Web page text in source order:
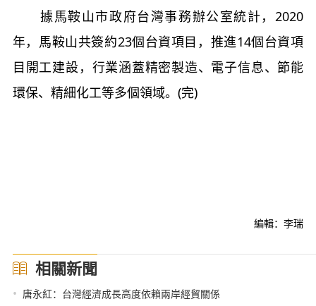
據馬鞍山市政府台灣事務辦公室統計，2020
年，馬鞍山共簽約23個台資項目，推進14個台資項
目開工建設，行業涵蓋精密製造、電子信息、節能
環保、精細化工等多個領域。(完)
編輯：李瑞
相關新聞
• 唐永紅：台灣經濟成長高度依賴兩岸經貿關係